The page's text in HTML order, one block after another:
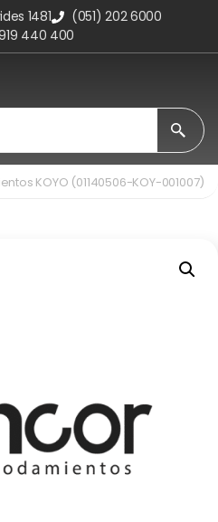
1481
(051) 202 6000
440 400
KOYO (01140506-KOY-001007)